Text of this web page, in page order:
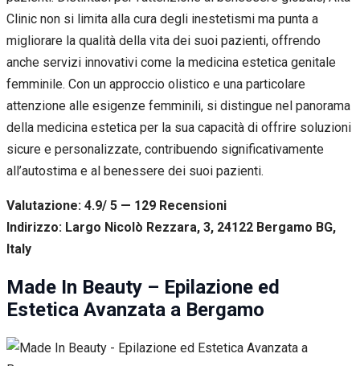
Clinic non si limita alla cura degli inestetismi ma punta a
migliorare la qualità della vita dei suoi pazienti, offrendo
anche servizi innovativi come la medicina estetica genitale
femminile. Con un approccio olistico e una particolare
attenzione alle esigenze femminili, si distingue nel panorama
della medicina estetica per la sua capacità di offrire soluzioni
sicure e personalizzate, contribuendo significativamente
all’autostima e al benessere dei suoi pazienti.
Valutazione: 4.9/ 5 — 129 Recensioni
Indirizzo: Largo Nicolò Rezzara, 3, 24122 Bergamo BG,
Italy
Made In Beauty – Epilazione ed
Estetica Avanzata a Bergamo